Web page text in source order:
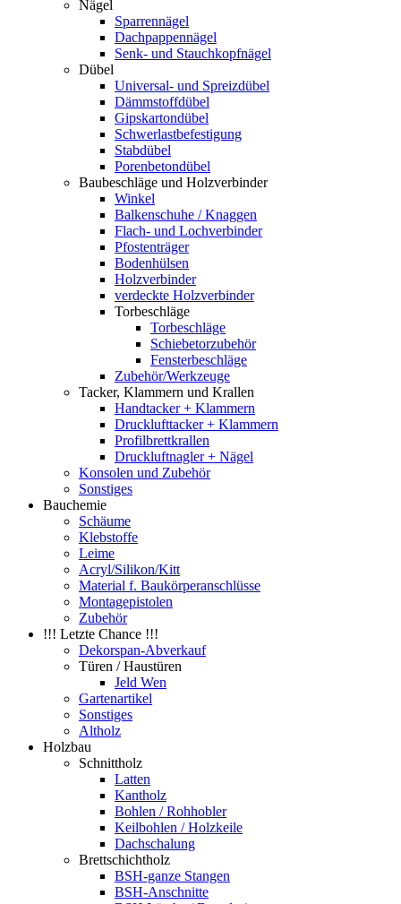
Nägel
Sparrennägel
Dachpappennägel
Senk- und Stauchkopfnägel
Dübel
Universal- und Spreizdübel
Dämmstoffdübel
Gipskartondübel
Schwerlastbefestigung
Stabdübel
Porenbetondübel
Baubeschläge und Holzverbinder
Winkel
Balkenschuhe / Knaggen
Flach- und Lochverbinder
Pfostenträger
Bodenhülsen
Holzverbinder
verdeckte Holzverbinder
Torbeschläge
Torbeschläge
Schiebetorzubehör
Fensterbeschläge
Zubehör/Werkzeuge
Tacker, Klammern und Krallen
Handtacker + Klammern
Drucklufttacker + Klammern
Profilbrettkrallen
Druckluftnagler + Nägel
Konsolen und Zubehör
Sonstiges
Bauchemie
Schäume
Klebstoffe
Leime
Acryl/Silikon/Kitt
Material f. Baukörperanschlüsse
Montagepistolen
Zubehör
!!! Letzte Chance !!!
Dekorspan-Abverkauf
Türen / Haustüren
Jeld Wen
Gartenartikel
Sonstiges
Altholz
Holzbau
Schnittholz
Latten
Kantholz
Bohlen / Rohhobler
Keilbohlen / Holzkeile
Dachschalung
Brettschichtholz
BSH-ganze Stangen
BSH-Anschnitte